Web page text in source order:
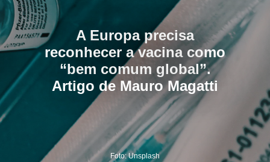
A Europa precisa
reconhecer a vacina como
“bem comum global”.
Artigo de Mauro Magatti
Foto: Unsplash